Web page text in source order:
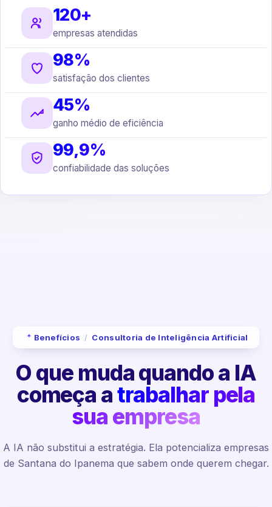
120+
empresas atendidas
98%
satisfação dos clientes
45%
ganho médio de eficiência
99,9%
confiabilidade das soluções
Benefícios / Consultoria de Inteligência Artificial
O que muda quando a IA
começa atrabalhar pela
sua empresa
A IA não substitui a estratégia. Ela potencializa empresas
de Santana do Ipanema que sabem onde querem chegar.